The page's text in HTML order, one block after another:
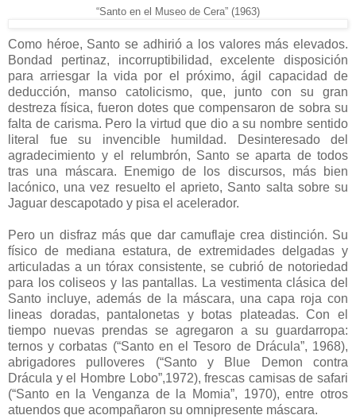
“Santo en el Museo de Cera” (1963)
Como héroe, Santo se adhirió a los valores más elevados.
Bondad pertinaz, incorruptibilidad, excelente disposición
para arriesgar la vida por el próximo, ágil capacidad de
deducción, manso catolicismo, que, junto con su gran
destreza física, fueron dotes que compensaron de sobra su
falta de carisma. Pero la virtud que dio a su nombre sentido
literal fue su invencible humildad. Desinteresado del
agradecimiento y el relumbrón, Santo se aparta de todos
tras una máscara. Enemigo de los discursos, más bien
lacónico, una vez resuelto el aprieto, Santo salta sobre su
Jaguar descapotado y pisa el acelerador.
Pero un disfraz más que dar camuflaje crea distinción. Su
físico de mediana estatura, de extremidades delgadas y
articuladas a un tórax consistente, se cubrió de notoriedad
para los coliseos y las pantallas. La vestimenta clásica del
Santo incluye, además de la máscara, una capa roja con
lineas doradas, pantalonetas y botas plateadas. Con el
tiempo nuevas prendas se agregaron a su guardarropa:
ternos y corbatas (“Santo en el Tesoro de Drácula”, 1968),
abrigadores pulloveres (“Santo y Blue Demon contra
Drácula y el Hombre Lobo”,1972), frescas camisas de safari
(“Santo en la Venganza de la Momia”, 1970), entre otros
atuendos que acompañaron su omnipresente máscara.